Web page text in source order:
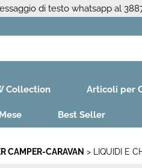
di testo whatsapp al
Per
poi
Collection Articoli per
Best Seller
CAMPER-CARAVAN LIQUIDI E